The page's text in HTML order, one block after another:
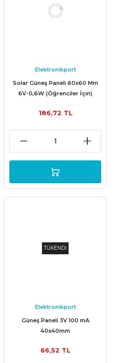
Elektronikport
Solar Güneş Paneli 60x60 Mm
6V-0,6W (Öğrenciler İçin)
186,72 TL
TÜKENDİ
Elektronikport
Güneş Paneli 3V 100 mA
40x40mm
66,52 TL